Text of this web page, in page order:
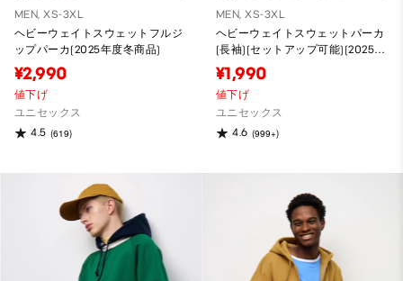
MEN, XS-3XL
ヘビーウェイトスウェットフルジ
ップパーカ(2025年度冬商品)
¥2,990
値下げ
ユニセックス
4.5 (619)
MEN, XS-3XL
ヘビーウェイトスウェットパーカ
(長袖)(セットアップ可能)(2025年
度冬商品)
¥1,990
値下げ
ユニセックス
4.6 (999+)